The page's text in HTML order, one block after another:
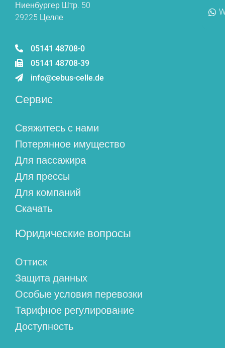
Ниенбургер Штр. 50
29225 Целле
05141 48708-0
05141 48708-39
info@cebus-celle.de
Сервис
Свяжитесь с нами
Потерянное имущество
Для пассажира
Для прессы
Для компаний
Скачать
Юридические вопросы
Оттиск
Защита данных
Особые условия перевозки
Тарифное регулирование
Доступность